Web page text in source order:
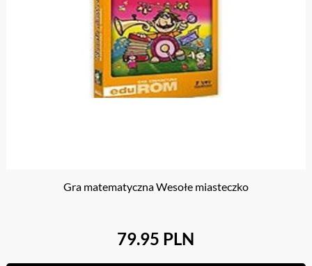
Gra matematyczna Wesołe miasteczko
79.95 PLN